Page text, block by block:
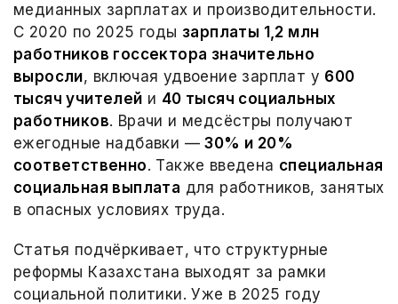
медианных зарплатах и производительности.
С 2020 по 2025 годы зарплаты 1,2 млн
работников госсектора значительно
выросли, включая удвоение зарплат у 600
тысяч учителей и 40 тысяч социальных
работников. Врачи и медсёстры получают
ежегодные надбавки —30% и 20%
соответственно. Также введена специальная
социальная выплата для работников, занятых
в опасных условиях труда.
Статья подчёркивает, что структурные
реформы Казахстана выходят за рамки
социальной политики. Уже в 2025 году